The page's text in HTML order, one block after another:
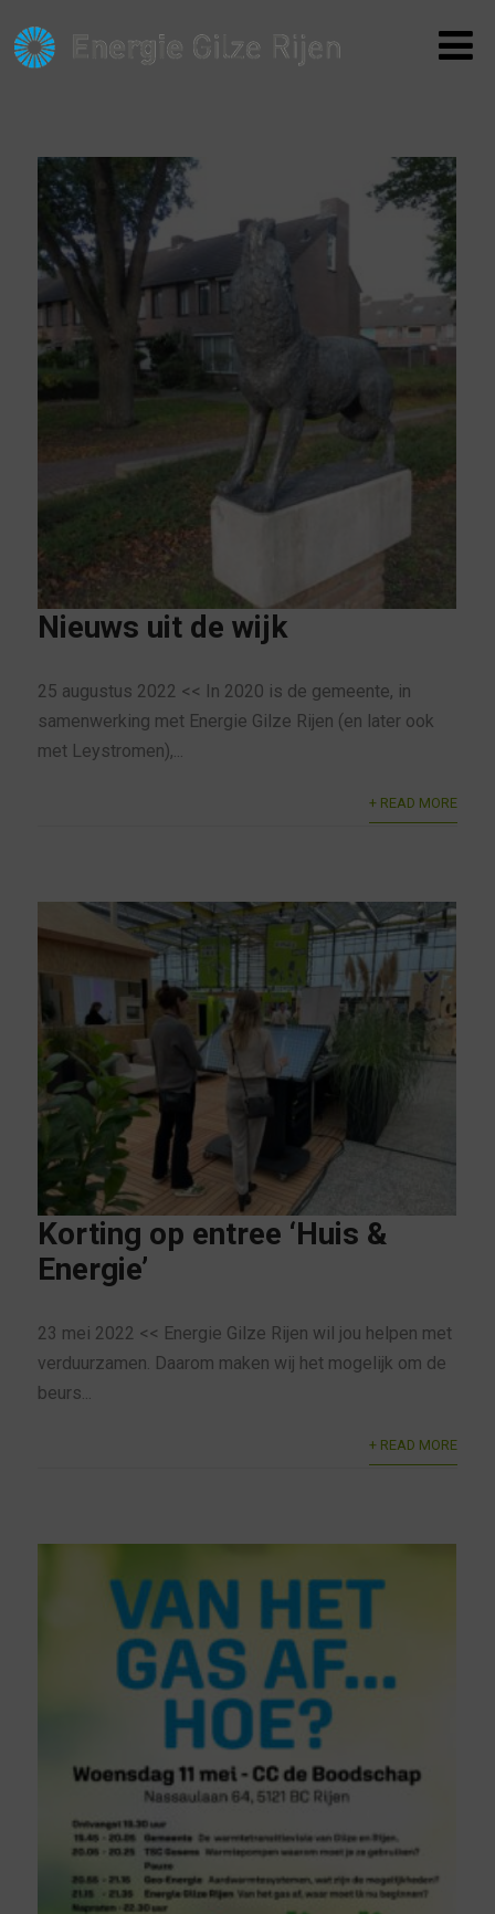
Nieuws uit de wijk
25 augustus 2022 << In 2020 is de gemeente, in
samenwerking met Energie Gilze Rijen (en later ook
met Leystromen),...
+ READ MORE
Korting op entree ‘Huis &
Energie’
23 mei 2022 << Energie Gilze Rijen wil jou helpen met
verduurzamen. Daarom maken wij het mogelijk om de
beurs...
+ READ MORE